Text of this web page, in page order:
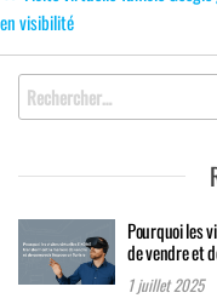
en visibilité
Pourquoi les
de vendre et
1 juillet 2025